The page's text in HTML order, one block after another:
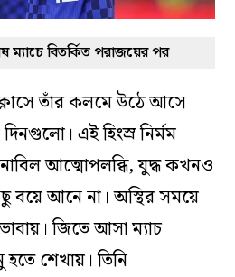
ম্যাচে বিতর্কিত পরাজয়ের পর
তাঁর কলমে উঠে আসে
এই হিংস্র নির্মম
আত্মোপলব্ধি, যুদ্ধ কখনও
বয়ে আনে না। অস্থির সময়ে
জিতে আসা ম্যাচ
শেখায়। তিনি